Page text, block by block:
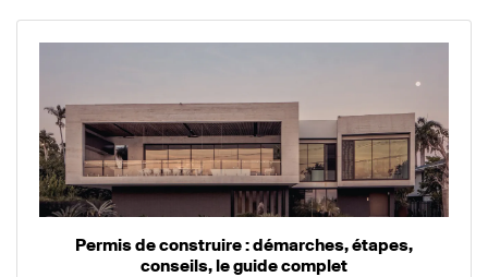
Permis de construire : démarches, étapes,
conseils, le guide complet